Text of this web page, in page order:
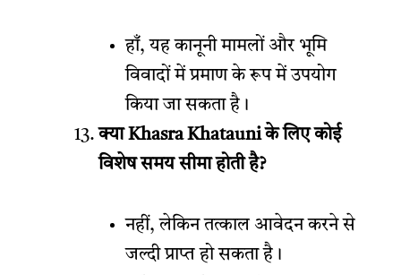
हाँ, यह कानूनी मामलों और भूमि
विवादों में प्रमाण के रूप में उपयोग
किया जा सकता है।
क्या Khasra Khatauni के लिए कोई
विशेष समय सीमा होती है?
नहीं, लेकिन तत्काल आवेदन करने से
जल्दी प्राप्त हो सकता है।